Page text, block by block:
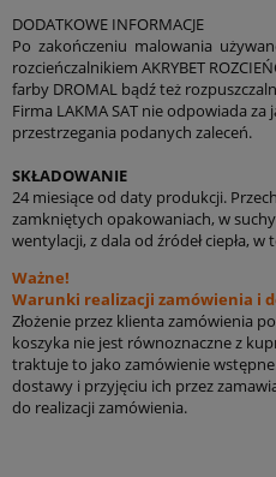
DODATKOWE INFORMACJE
Po zakończeniu malowania
rozcieńczalnikiem AKRYBET
farby DROMAL bądź też
Firma LAKMA SAT nie odpowiada
przestrzegania podanych zaleceń.
SKŁADOWANIE
24 miesiące od daty produkcji.
zamkniętych opakowaniach, w
wentylacji, z dala od źródeł ciepła,
Ważne!
Warunki realizacji zamówienia i
Złożenie przez klienta zamówienia
koszyka nie jest równoznaczne z
traktuje to jako zamówienie
dostawy i przyjęciu ich przez
do realizacji zamówienia.